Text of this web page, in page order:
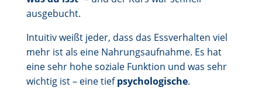
ausgebucht.
Intuitiv weißt jeder, dass das Essverhalten viel
mehr ist als eine Nahrungsaufnahme. Es hat
eine sehr hohe soziale Funktion und was sehr
wichtig ist – eine tiefpsychologische.